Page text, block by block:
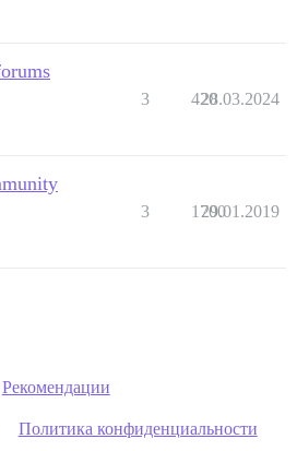
3 420
28.03.2024
3 1700
29.01.2019
Рекомендации
Политика конфиденциальности